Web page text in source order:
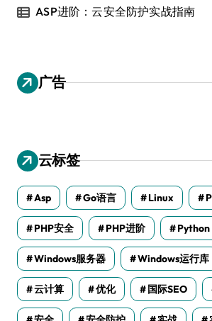
ASP进阶：云安全防护实战指南
广告
云标签
Asp Go语言 Linux
PHP安全 PHP进阶 Python
Windows服务器 Windows运行库
云计算 优化 国际SEO